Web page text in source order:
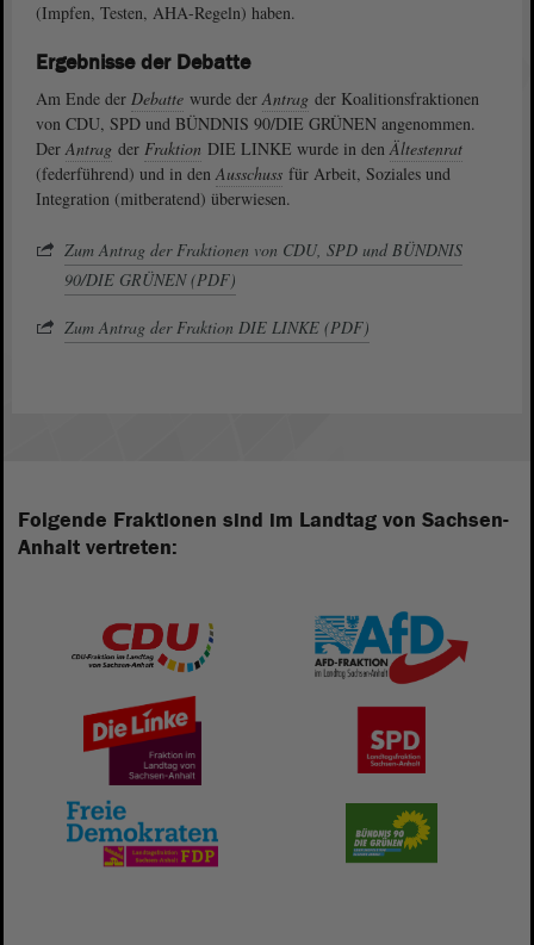
(Impfen, Testen, AHA-Regeln) haben.
Ergebnisse der Debatte
Am Ende der Debatte wurde derAntrag der Koalitionsfraktionen
von CDU, SPD und BÜNDNIS 90/DIE GRÜNEN angenommen.
DerAntrag der Fraktion DIE LINKE wurde in denÄltestenrat
(federführend) und in denAusschuss für Arbeit, Soziales und
Integration (mitberatend) überwiesen.
Zum Antrag der Fraktionen von CDU, SPD und BÜNDNIS
90/DIE GRÜNEN (PDF)
Zum Antrag der Fraktion DIE LINKE (PDF)
Folgende Fraktionen sind im Landtag von Sachsen-
Anhalt vertreten: